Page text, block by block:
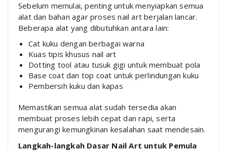
Sebelum memulai, penting untuk menyiapkan semua
alat dan bahan agar proses nail art berjalan lancar.
Beberapa alat yang dibutuhkan antara lain:
Cat kuku dengan berbagai warna
Kuas tipis khusus nail art
Dotting tool atau tusuk gigi untuk membuat pola
Base coat dan top coat untuk perlindungan kuku
Pembersih kuku dan kapas
Memastikan semua alat sudah tersedia akan
membuat proses lebih cepat dan rapi, serta
mengurangi kemungkinan kesalahan saat mendesain.
Langkah-langkah Dasar Nail Art untuk Pemula